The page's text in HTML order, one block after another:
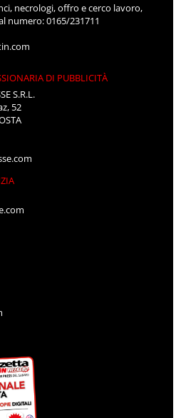
necrologi, offro e cerco lavoro,
numero: 0165/231711
DI PUBBLICITÀ
S.R.L.
52